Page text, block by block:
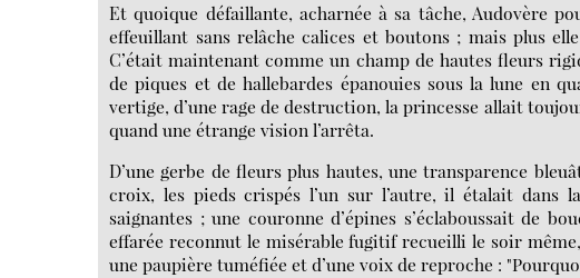
Et quoique défaillante, acharnée à sa tâche, Audovère
effeuillant sans relâche calices et boutons ; mais plus
C’était maintenant comme un champ de hautes fleurs
de piques et de hallebardes épanouies sous la lune en
vertige, d’une rage de destruction, la princesse allait
quand une étrange vision l’arrêta.
D’une gerbe de fleurs plus hautes, une transparence
croix, les pieds crispés l’un sur l’autre, il étalait dans
saignantes ; une couronne d’épines s’éclaboussait de
effarée reconnut le misérable fugitif recueilli le soir
une paupière tuméfiée et d’une voix de reproche :